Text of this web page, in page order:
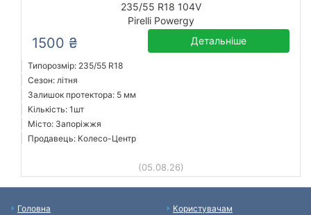
235/55 R18 104V
Pirelli Powergy
1500 ₴ Детальніше
Типорозмір: 235/55 R18
Сезон: літня
Залишок протектора: 5 мм
Кількість: 1шт
Місто: Запоріжжя
Продавець: Колесо-Центр
(05.08.26)
Головна
Користувачам